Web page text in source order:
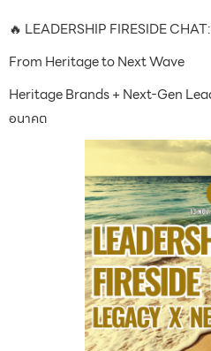
🔥 LEADERSHIP FIRESIDE
From Heritage to Next Wave
Heritage Brands + Next-Gen
อนาคต